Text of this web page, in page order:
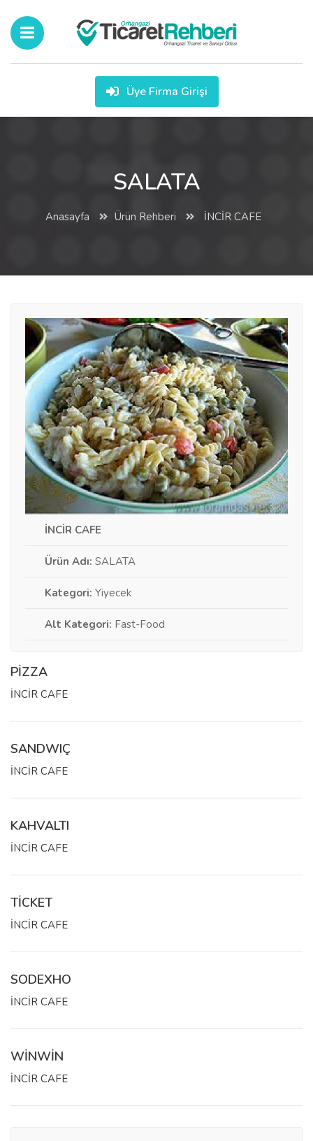
Üye Firma Girişi
SALATA
Anasayfa Ürün Rehberi İNCİR CAFE
İNCİR CAFE
Ürün Adı: SALATA
Kategori: Yiyecek
Alt Kategori: Fast-Food
PİZZA
İNCİR CAFE
SANDWIÇ
İNCİR CAFE
KAHVALTI
İNCİR CAFE
TİCKET
İNCİR CAFE
SODEXHO
İNCİR CAFE
WİNWİN
İNCİR CAFE